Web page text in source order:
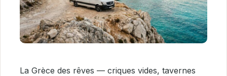
La Grèce des rêves — criques vides, tavernes